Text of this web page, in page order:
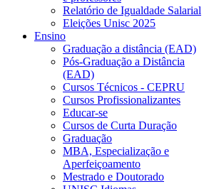
Relatório de Igualdade Salarial
Eleições Unisc 2025
Ensino
Graduação a distância (EAD)
Pós-Graduação a Distância
(EAD)
Cursos Técnicos - CEPRU
Cursos Profissionalizantes
Educar-se
Cursos de Curta Duração
Graduação
MBA, Especialização e
Aperfeiçoamento
Mestrado e Doutorado